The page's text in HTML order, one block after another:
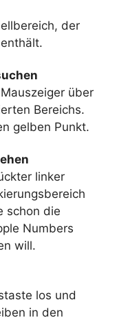
der
über
Bereichs.
gelben Punkt.
linker
schon die
Numbers
will.
los und
in den